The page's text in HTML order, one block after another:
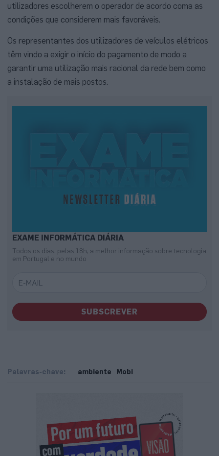
utilizadores escolherem o operador de acordo coma as
condições que considerem mais favoráveis.
Os representantes dos utilizadores de veículos elétricos
têm vindo a exigir o início do pagamento de modo a
garantir uma utilização mais racional da rede bem como
a instalação de mais postos.
EXAME INFORMÁTICA DIÁRIA
Todos os dias, pelas 18h, a melhor informação sobre tecnologia
em Portugal e no mundo
SUBSCREVER
Palavras-chave: ambiente Mobi